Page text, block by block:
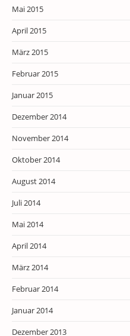
Mai 2015
April 2015
März 2015
Februar 2015
Januar 2015
Dezember 2014
November 2014
Oktober 2014
August 2014
Juli 2014
Mai 2014
April 2014
März 2014
Februar 2014
Januar 2014
Dezember 2013